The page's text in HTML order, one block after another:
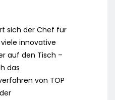
sich der Chef für
innovative
auf den Tisch –
das
von TOP